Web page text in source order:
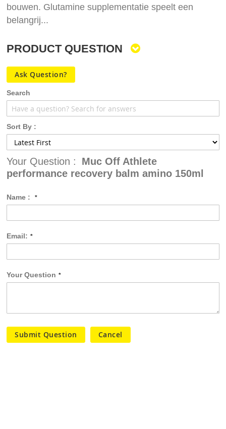
bouwen. Glutamine supplementatie speelt een
belangrij...
PRODUCT QUESTION
Ask Question?
Search
Sort By :
Your Question :
Muc Off Athlete
performance recovery balm amino 150ml
Name :
Email:
Your Question
Submit Question Cancel